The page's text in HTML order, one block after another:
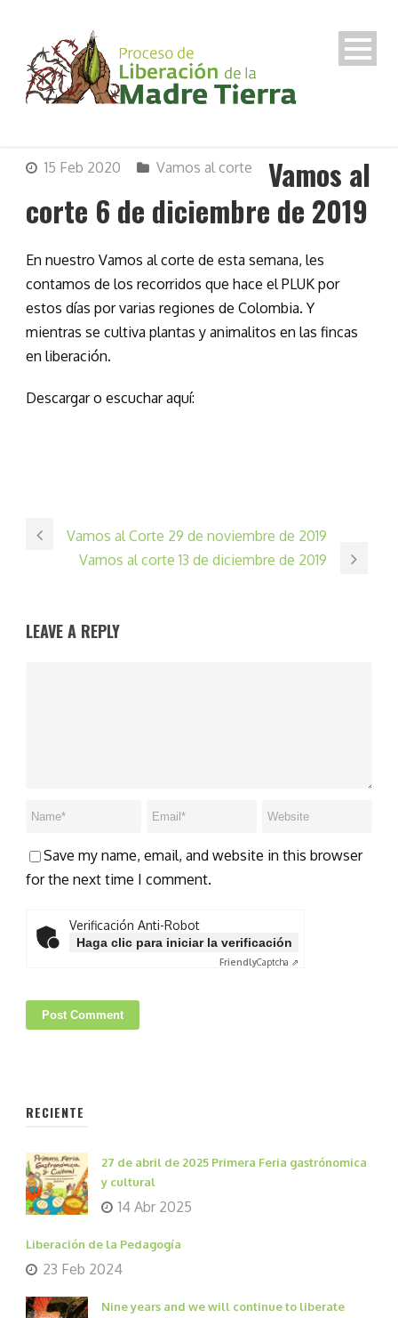
15 Feb 2020 Vamos al corte
Vamos al
corte 6 de diciembre de 2019
En nuestro Vamos al corte de esta semana, les
contamos de los recorridos que hace el PLUK por
estos días por varias regiones de Colombia. Y
mientras se cultiva plantas y animalitos en las fincas
en liberación.
Descargar o escuchar aquí:
Vamos al Corte 29 de noviembre de 2019
Vamos al corte 13 de diciembre de 2019
LEAVE A REPLY
Save my name, email, and website in this browser
for the next time I comment.
Verificación Anti-Robot
Haga clic para iniciar la verificación
FriendlyCaptcha ⇗
RECIENTE
27 de abril de 2025 Primera Feria gastrónomica
y cultural
14 Abr 2025
Liberación de la Pedagogía
23 Feb 2024
Nine years and we will continue to liberate